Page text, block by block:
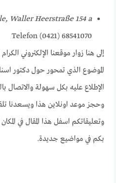
Waller Heerstraße 154 a
Telefon (0421) 68541070
إلى هنا زوار موقعنا الإلكتروني
الموضوع الذي تمحور حول دكتور
الإطلاع عليه بكل سهولة والاتصال
وحجز موعد اونلاين هذا ويسعدنا
وتعليقاتكم اسفل هذا المقال في
بكم في مواضيع جديدة.